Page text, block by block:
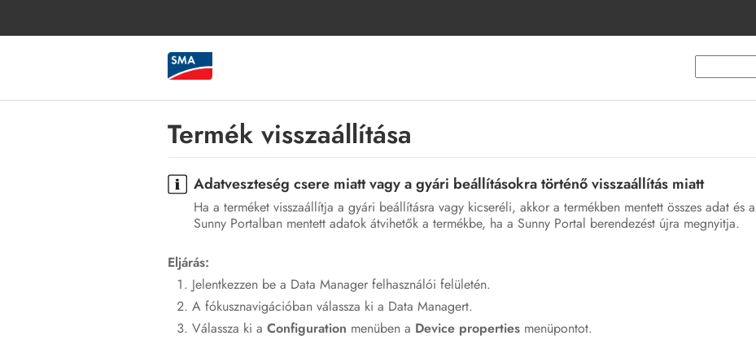
Termék visszaállítása
Adatveszteség csere miatt vagy a gyári beállításokra történő visszaállítás miatt
Ha a terméket visszaállítja a gyári beállításra vagy kicseréli, akkor a termékben mentett összes adat
Sunny Portalban mentett adatok átvihetők a termékbe, ha a Sunny Portal berendezést újra megnyitja.
Eljárás:
Jelentkezzen be a Data Manager felhasználói felületén.
A fókusznavigációban válassza ki a Data Managert.
Válassza ki a Configuration menüben a Device properties menüpontot.